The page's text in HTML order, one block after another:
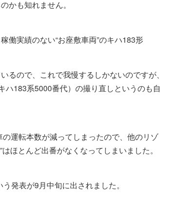
かも知れません。
働実績のない“お座敷車両”のキハ183形
るので、これで我慢するしかないのですが、
ハ183系5000番代）の撮り直しというのも自
運転本数が減ってしまったので、他のリゾ
ほとんど出番がなくなってしまいました。
発表が9月中旬に出されました。